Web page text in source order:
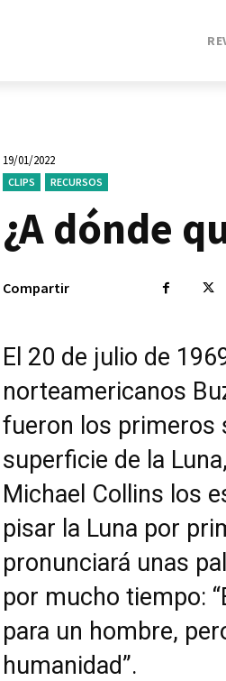
19/01/2022
CLIPS RECURSOS
¿A dónde
Compartir
El 20 de julio de
norteamericanos
fueron los primeros
superficie de la
Michael Collins los
pisar la Luna por
pronunciará unas
por mucho tiempo:
para un hombre,
humanidad”.